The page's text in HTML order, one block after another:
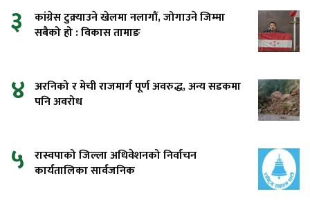
३
कांग्रेस टुक्र्याउने खेलमा नलागौं, जोगाउने जिम्मा
सबैको हो : विकास तामाङ
४ अरनिको र मेची राजमार्ग पूर्ण अवरुद्ध, अन्य सडकमा
पनि अवरोध
५ रास्वपाको जिल्ला अधिवेशनको निर्वाचन
कार्यतालिका सार्वजनिक